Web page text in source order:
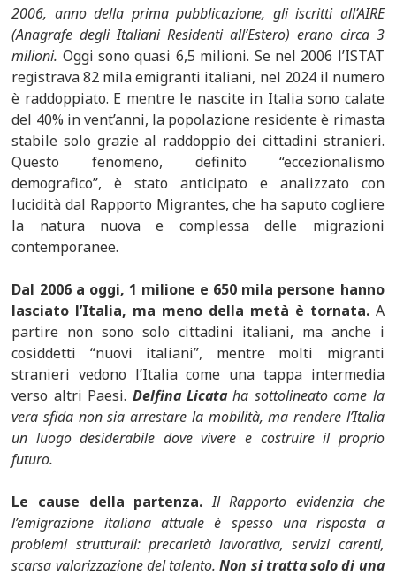
2006, anno della prima pubblicazione, gli iscritti all’AIRE
(Anagrafe degli Italiani Residenti all’Estero) erano circa 3
milioni. Oggi sono quasi 6,5 milioni. Se nel 2006 l’ISTAT
registrava 82 mila emigranti italiani, nel 2024 il numero
è raddoppiato. E mentre le nascite in Italia sono calate
del 40% in vent’anni, la popolazione residente è rimasta
stabile solo grazie al raddoppio dei cittadini stranieri.
Questo fenomeno, definito “eccezionalismo
demografico”, è stato anticipato e analizzato con
lucidità dal Rapporto Migrantes, che ha saputo cogliere
la natura nuova e complessa delle migrazioni
contemporanee.
Dal 2006 a oggi, 1 milione e 650 mila persone hanno
lasciato l’Italia, ma meno della metà è tornata. A
partire non sono solo cittadini italiani, ma anche i
cosiddetti “nuovi italiani”, mentre molti migranti
stranieri vedono l’Italia come una tappa intermedia
verso altri Paesi. Delfina Licataha sottolineato come la
vera sfida non sia arrestare la mobilità, ma rendere l’Italia
un luogo desiderabile dove vivere e costruire il proprio
futuro.
Le cause della partenza. Il Rapporto evidenzia che
l’emigrazione italiana attuale è spesso una risposta a
problemi strutturali: precarietà lavorativa, servizi carenti,
scarsa valorizzazione del talento.Non si tratta solo di una